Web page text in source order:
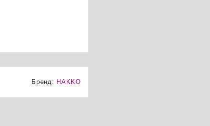
Бренд: HAKKO